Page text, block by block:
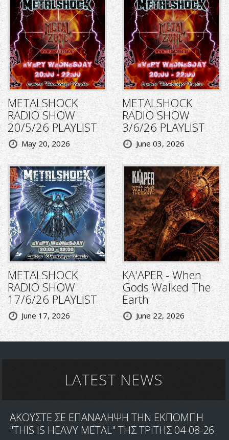
METALSHOCK
RADIO SHOW
20/5/26 PLAYLIST
May 20, 2026
METALSHOCK
RADIO SHOW
3/6/26 PLAYLIST
June 03, 2026
METALSHOCK
RADIO SHOW
17/6/26 PLAYLIST
June 17, 2026
KA'APER - When
Gods Walked The
Earth
June 22, 2026
LATEST NEWS
ΑΚΟΥΣΤΕ ΣΕ ΕΠΑΝΑΛΗΨΗ ΤΗΝ ΕΚΠΟΜΠΗ
"THIS IS HEAVY METAL" ΤΗΣ ΤΡΙΤΗΣ 04-08-26